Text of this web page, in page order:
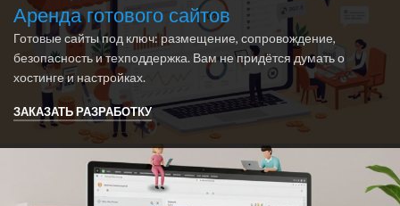
Аренда готового сайтов
Готовые сайты под ключ: размещение, сопровождение,
безопасность и техподдержка. Вам не придётся думать о
хостинге и настройках.
ЗАКАЗАТЬ РАЗРАБОТКУ